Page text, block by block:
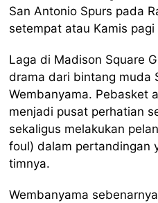
San Antonio Spurs pada
setempat atau Kamis pagi
Laga di Madison Square
drama dari bintang muda
Wembanyama. Pebasket
menjadi pusat perhatian
sekaligus melakukan
foul) dalam pertandingan
timnya.
Wembanyama